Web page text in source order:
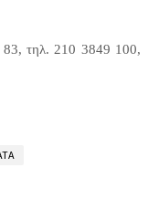
83, τηλ. 210 3849 100,